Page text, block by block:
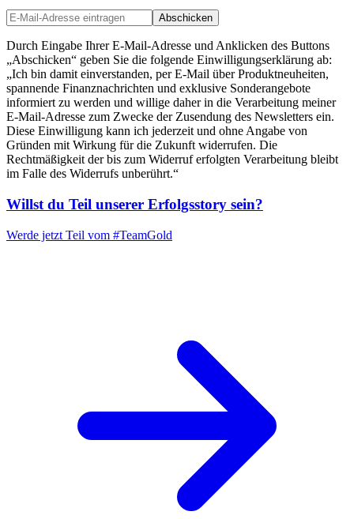
Abschicken
Durch Eingabe Ihrer E-Mail-Adresse und Anklicken des Buttons
„Abschicken“ geben Sie die folgende Einwilligungserklärung ab:
„Ich bin damit einverstanden, per E-Mail über Produktneuheiten,
spannende Finanznachrichten und exklusive Sonderangebote
informiert zu werden und willige daher in die Verarbeitung meiner
E-Mail-Adresse zum Zwecke der Zusendung des Newsletters ein.
Diese Einwilligung kann ich jederzeit und ohne Angabe von
Gründen mit Wirkung für die Zukunft widerrufen. Die
Rechtmäßigkeit der bis zum Widerruf erfolgten Verarbeitung bleibt
im Falle des Widerrufs unberührt.“
Willst du Teil unserer Erfolgsstory sein?
Werde jetzt Teil vom #TeamGold